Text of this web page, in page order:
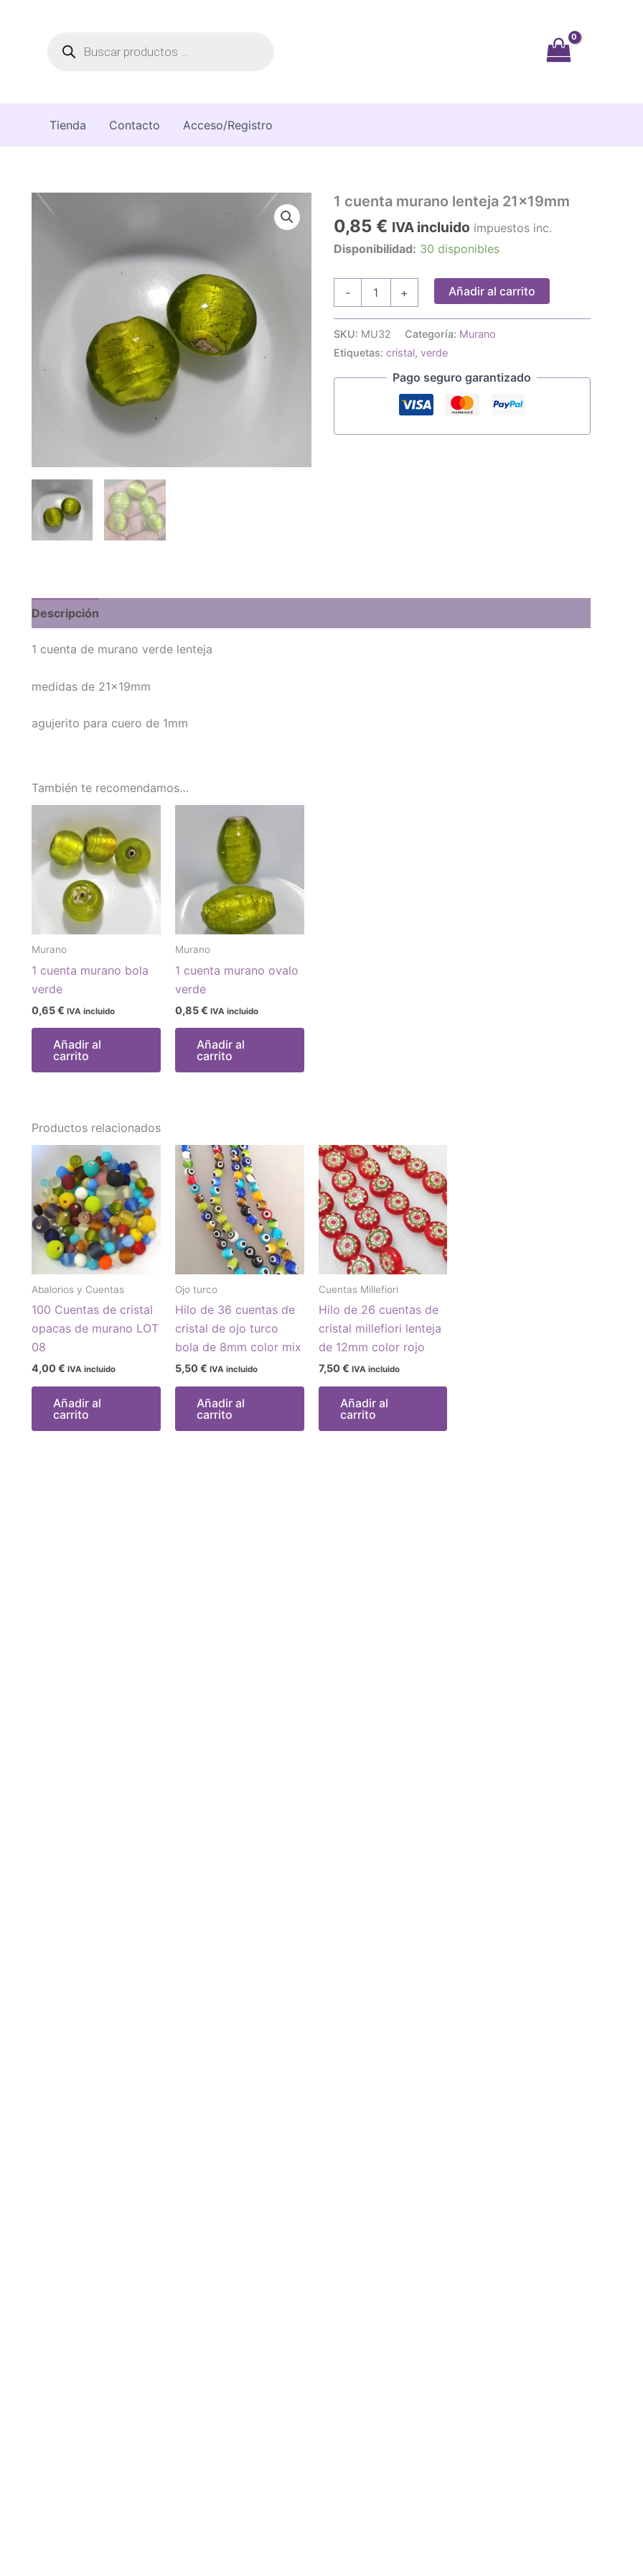
Tienda Contacto Acceso/Registro
1 cuenta murano lenteja 21x19mm
0,85 € IVA incluido impuestos inc.
Disponibilidad: 30 disponibles
-
lenteja
21x19mm
cantidad
+ Añadir al carrito
SKU: MU32 Categoría: Murano
Etiquetas: cristal, verde
Pago seguro garantizado
Descripción
1 cuenta de murano verde lenteja
medidas de 21x19mm
agujerito para cuero de 1mm
También te recomendamos…
Murano
1 cuenta murano bola
verde
0,65€ IVA incluido
Añadir al
carrito
Murano
1 cuenta murano ovalo
verde
0,85€ IVA incluido
Añadir al
carrito
Productos relacionados
Abalorios y Cuentas
100 Cuentas de cristal
opacas de murano LOT
08
4,00 € IVA incluido
Añadir al
carrito
Ojo turco
Hilo de 36 cuentas de
cristal de ojo turco
bola de 8mm color mix
5,50 € IVA incluido
Añadir al
carrito
Cuentas Millefiori
Hilo de 26 cuentas de
cristal millefiori lenteja
de 12mm color rojo
7,50 € IVA incluido
Añadir al
carrito